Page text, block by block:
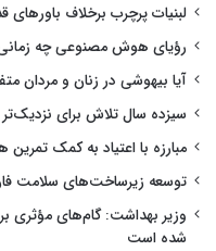
لبنیات پرچرب برخلاف
رؤیای هوش مصنوعی چه
آیا بیهوشی در زنان و مردان
سیزده سال تلاش برای
مبارزه با اعتیاد به کمک
توسعه زیرساخت‌های سلامت فارس با ۳ پروژه
وزیر بهداشت: گام‌های مؤثری
شده است